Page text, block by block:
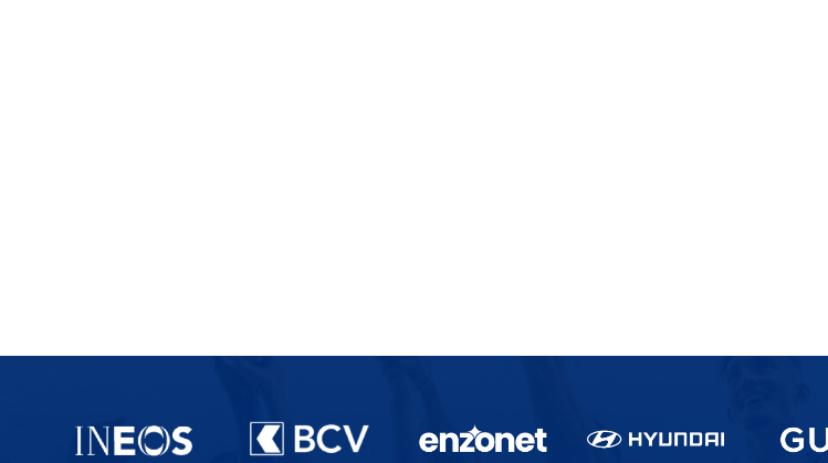
Partenaires du lausanne-Sport